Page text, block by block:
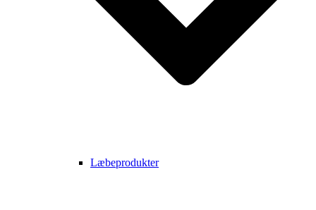
Læbeprodukter